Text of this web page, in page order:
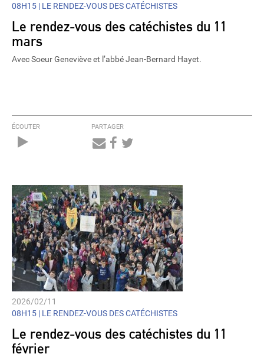
08H15 | LE RENDEZ-VOUS DES CATÉCHISTES
Le rendez-vous des catéchistes du 11
mars
Avec Soeur Geneviève et l’abbé Jean-Bernard Hayet.
ÉCOUTER PARTAGER
2026/02/11
08H15 | LE RENDEZ-VOUS DES CATÉCHISTES
Le rendez-vous des catéchistes du 11
février